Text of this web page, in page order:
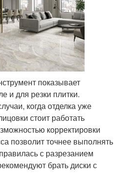
показывает
и для резки плитки.
когда отделка уже
стоит работать
корректировки
позволит точнее выполнять
с разрезанием
брать диски с